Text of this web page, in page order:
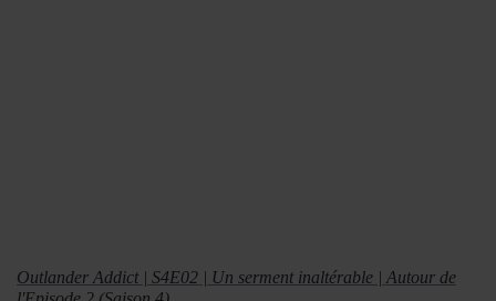
Outlander Addict | S4E02 | Un serment inaltérable | Autour de